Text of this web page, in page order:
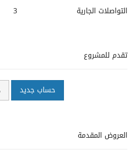
التواصلات الجارية
3
تقدم للمشروع
حساب جديد
العروض المقدمة